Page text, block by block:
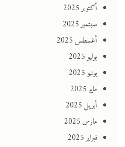
أكتوبر 2025
سبتمبر 2025
أغسطس 2025
يوليو 2025
يونيو 2025
مايو 2025
أبريل 2025
مارس 2025
فبراير 2025